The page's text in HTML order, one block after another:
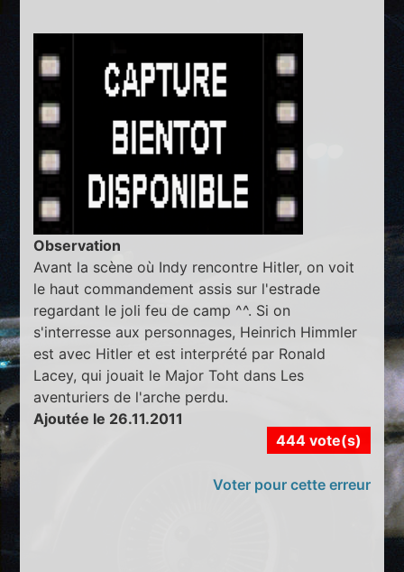
Observation
Avant la scène où Indy rencontre Hitler, on voit
le haut commandement assis sur l'estrade
regardant le joli feu de camp ^^. Si on
s'interresse aux personnages, Heinrich Himmler
est avec Hitler et est interprété par Ronald
Lacey, qui jouait le Major Toht dans Les
aventuriers de l'arche perdu.
Ajoutée le 26.11.2011
444 vote(s)
Voter pour cette erreur